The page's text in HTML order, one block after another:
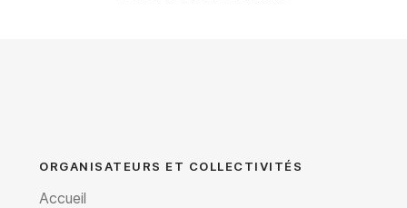
ORGANISATEURS ET COLLECTIVITÉS
Accueil